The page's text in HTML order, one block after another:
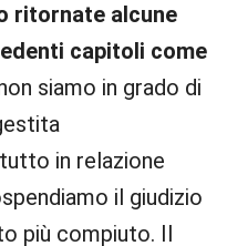
ritornate alcune
capitoli come
siamo in grado di
in relazione
il giudizio
più compiuto. Il